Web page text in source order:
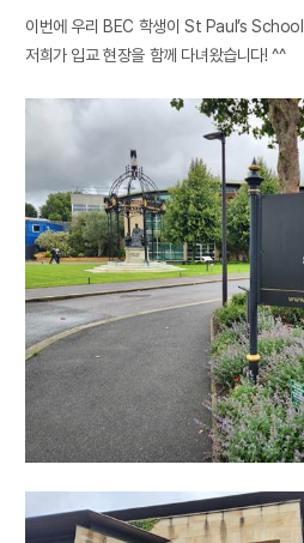
이번에 우리 BEC 학생이 St Paul’s School
저희가 입교 현장을 함께 다녀왔습니다! ^^